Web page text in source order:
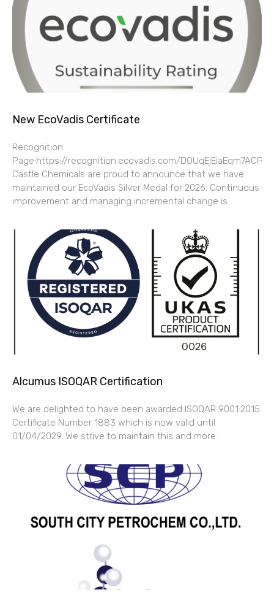
New EcoVadis Certificate
Recognition
Page:https://recognition.ecovadis.com/
Castle Chemicals are proud to announce that we have
maintained our EcoVadis Silver Medal for 2026. Continuous
improvement and managing incremental change is
Alcumus ISOQAR Certification
We are delighted to have been awarded ISOQAR 9001:2015.
Certificate Number 1883 which is now valid until
01/04/2029. We strive to maintain this and more.